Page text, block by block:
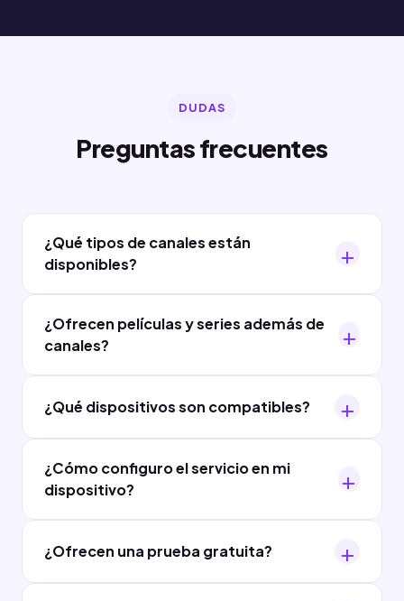
DUDAS
Preguntas frecuentes
¿Qué tipos de canales están
disponibles?
¿Ofrecen películas y series además de
canales?
¿Qué dispositivos son compatibles?
¿Cómo configuro el servicio en mi
dispositivo?
¿Ofrecen una prueba gratuita?